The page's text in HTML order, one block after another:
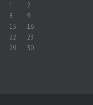
1
2
8
9
15
16
22
23
29
30